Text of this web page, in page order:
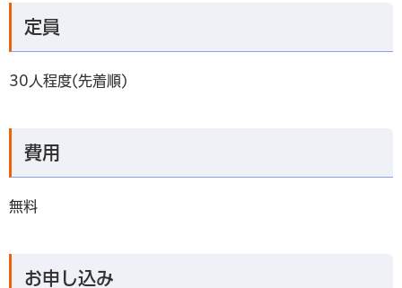
定員
30人程度(先着順)
費用
無料
お申し込み